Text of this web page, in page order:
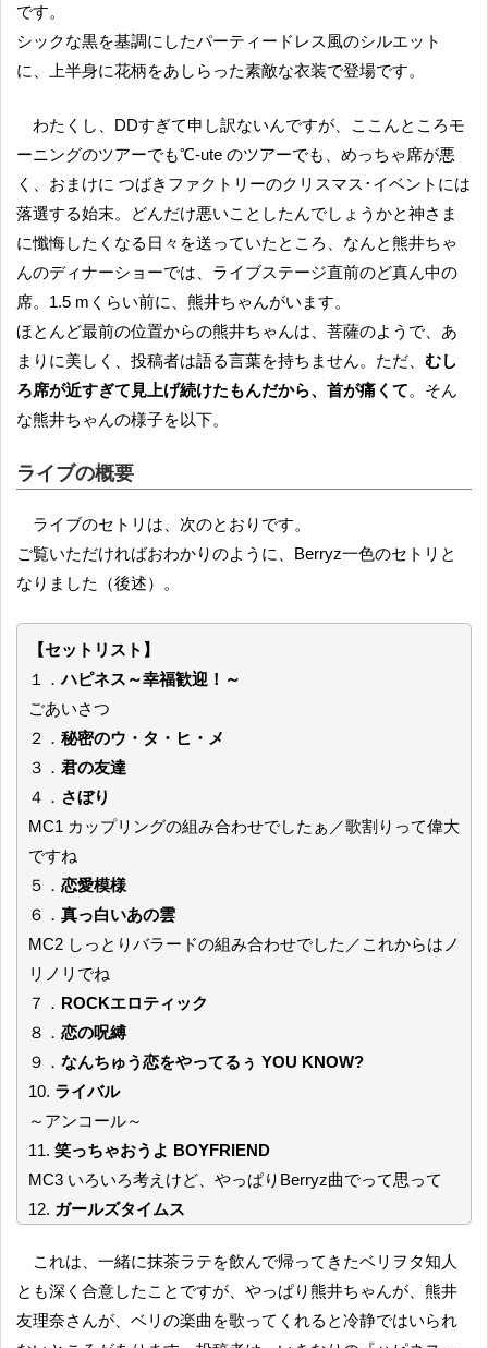
です。
シックな黒を基調にしたパーティードレス風のシルエット
に、上半身に花柄をあしらった素敵な衣装で登場です。
わたくし、DDすぎて申し訳ないんですが、ここんところモ
ーニングのツアーでも℃-ute のツアーでも、めっちゃ席が悪
く、おまけに つばきファクトリーのクリスマス･イベントには
落選する始末。どんだけ悪いことしたんでしょうかと神さま
に懺悔したくなる日々を送っていたところ、なんと熊井ちゃ
んのディナーショーでは、ライブステージ直前のど真ん中の
席。1.5 mくらい前に、熊井ちゃんがいます。
ほとんど最前の位置からの熊井ちゃんは、菩薩のようで、あ
まりに美しく、投稿者は語る言葉を持ちません。ただ、 むし
ろ席が近すぎて見上げ続けたもんだから、首が痛くて。そん
な熊井ちゃんの様子を以下。
ライブの概要
ライブのセトリは、次のとおりです。
ご覧いただければおわかりのように、Berryz一色のセトリと
なりました（後述）。
【セットリスト】
１．ハピネス～幸福歓迎！～
ごあいさつ
２． 秘密のウ・タ・ヒ・メ
３． 君の友達
４． さぼり
MC1 カップリングの組み合わせでしたぁ／歌割りって偉大
ですね
５． 恋愛模様
６． 真っ白いあの雲
MC2 しっとりバラードの組み合わせでした／これからはノ
リノリでね
７． ROCKエロティック
８． 恋の呪縛
９． なんちゅう恋をやってるぅ YOU KNOW?
10. ライバル
～アンコール～
11. 笑っちゃおうよ BOYFRIEND
MC3 いろいろ考えけど、やっぱりBerryz曲でって思って
12. ガールズタイムス
これは、一緒に抹茶ラテを飲んで帰ってきたベリヲタ知人
とも深く合意したことですが、やっぱり熊井ちゃんが、熊井
友理奈さんが、ベリの楽曲を歌ってくれると冷静ではいられ